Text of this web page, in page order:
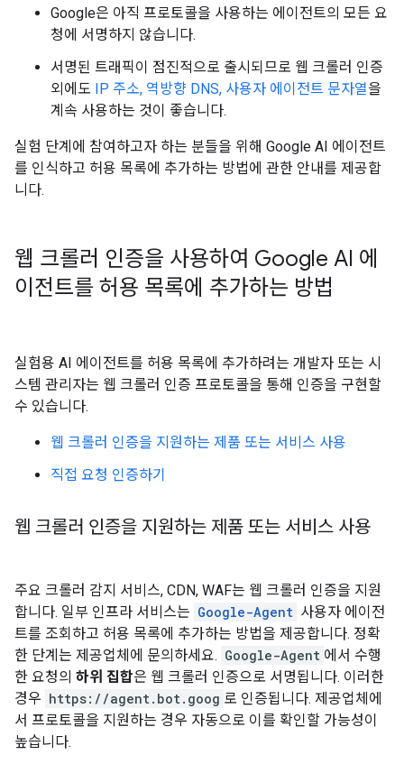
Google은 아직 프로토콜을 사용하는 에이전트의 모든 요
청에 서명하지 않습니다.
서명된 트래픽이 점진적으로 출시되므로 웹 크롤러 인증
외에도 IP 주소, 역방향 DNS, 사용자 에이전트 문자열을
계속 사용하는 것이 좋습니다.
실험 단계에 참여하고자 하는 분들을 위해 Google AI 에이전트
를 인식하고 허용 목록에 추가하는 방법에 관한 안내를 제공합
니다.
웹 크롤러 인증을 사용하여 Google AI 에
이전트를 허용 목록에 추가하는 방법
실험용 AI 에이전트를 허용 목록에 추가하려는 개발자 또는 시
스템 관리자는 웹 크롤러 인증 프로토콜을 통해 인증을 구현할
수 있습니다.
웹 크롤러 인증을 지원하는 제품 또는 서비스 사용
직접 요청 인증하기
웹 크롤러 인증을 지원하는 제품 또는 서비스 사용
주요 크롤러 감지 서비스, CDN, WAF는 웹 크롤러 인증을 지원
합니다. 일부 인프라 서비스는 Google-Agent 사용자 에이전
트를 조회하고 허용 목록에 추가하는 방법을 제공합니다. 정확
한 단계는 제공업체에 문의하세요. Google-Agent 에서 수행
한 요청의 하위 집합은 웹 크롤러 인증으로 서명됩니다. 이러한
경우 https://agent.bot.goog 로 인증됩니다. 제공업체에
서 프로토콜을 지원하는 경우 자동으로 이를 확인할 가능성이
높습니다.